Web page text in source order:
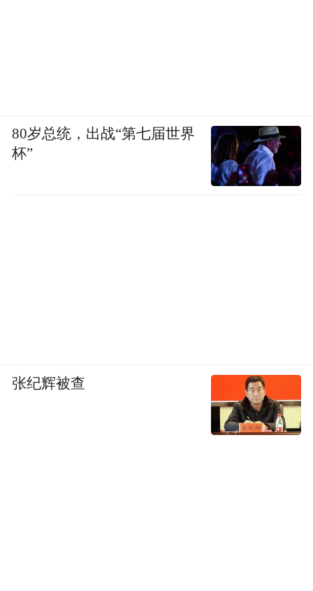
80岁总统，出战“第七届世界
杯”
张纪辉被查